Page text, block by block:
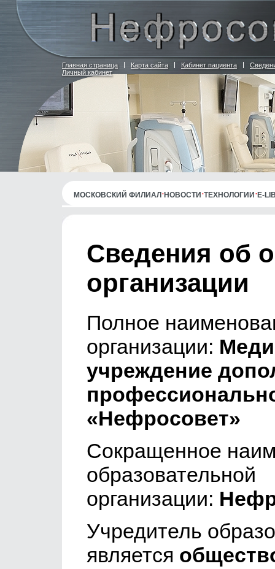
Главная страница Карта сайта Кабинет пациента
Личный кабинет
МОСКОВСКИЙ ФИЛИАЛ НОВОСТИ ТЕХНОЛОГИИ E-
Сведения об
организации
Полное
организации:
учреждение
«Нефросовет»
Сокращенное
образовательной
организации:
Учредитель
является